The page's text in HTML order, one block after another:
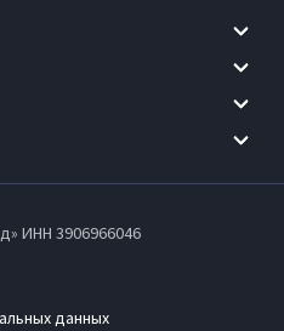
ИНН 3906966046
данных